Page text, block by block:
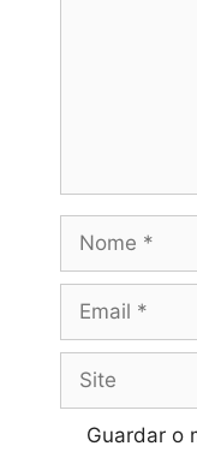
Nome
Email
Site
Guardar o